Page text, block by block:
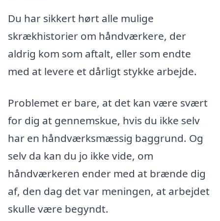
Du har sikkert hørt alle mulige
skrækhistorier om håndværkere, der
aldrig kom som aftalt, eller som endte
med at levere et dårligt stykke arbejde.
Problemet er bare, at det kan være svært
for dig at gennemskue, hvis du ikke selv
har en håndværksmæssig baggrund. Og
selv da kan du jo ikke vide, om
håndværkeren ender med at brænde dig
af, den dag det var meningen, at arbejdet
skulle være begyndt.